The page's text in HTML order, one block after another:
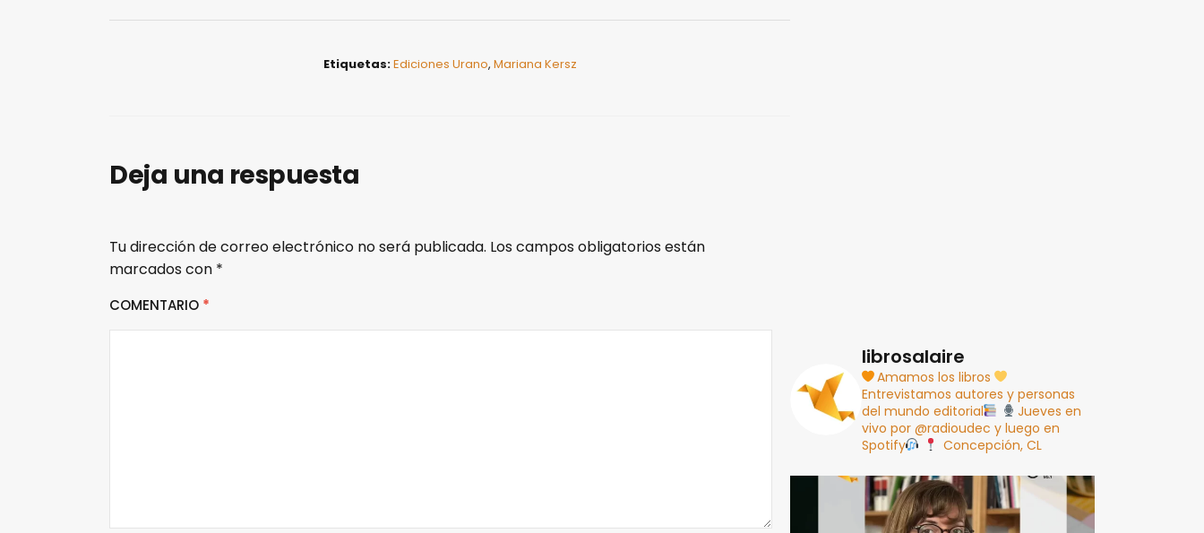
Etiquetas:Ediciones Urano, Mariana Kersz
Deja una respuesta
Tu dirección de correo electrónico no será publicada. Los campos obligatorios están
marcados con *
COMENTARIO *
librosalaire
Amamos los libros
Entrevistamos autores y personas
del mundo editorial
Jueves en
vivo por @radioudec y luego en
Spotify
Concepción, CL